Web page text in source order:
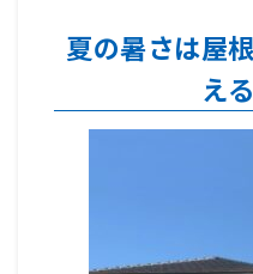
夏の暑さは屋
え